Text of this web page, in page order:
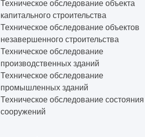
Техническое обследование объекта
капитального строительства
Техническое обследование объектов
незавершенного строительства
Техническое обследование
производственных зданий
Техническое обследование
промышленных зданий
Техническое обследование состояния
сооружений